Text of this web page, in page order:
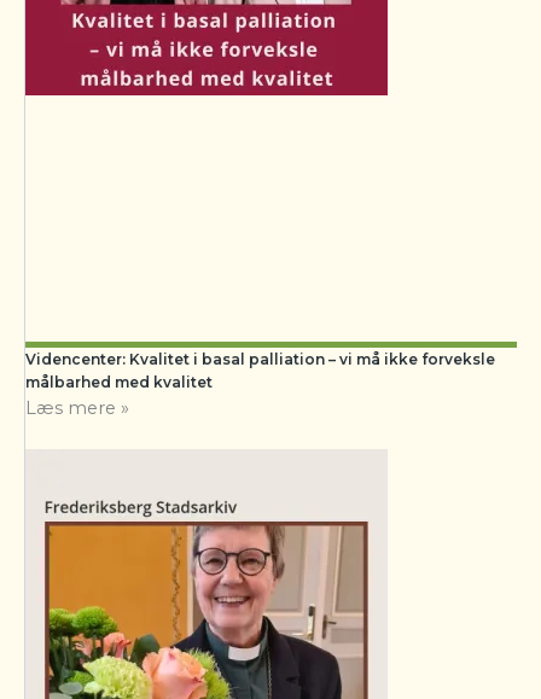
Videncenter: Kvalitet i basal palliation – vi må ikke forveksle
målbarhed med kvalitet
Læs mere »